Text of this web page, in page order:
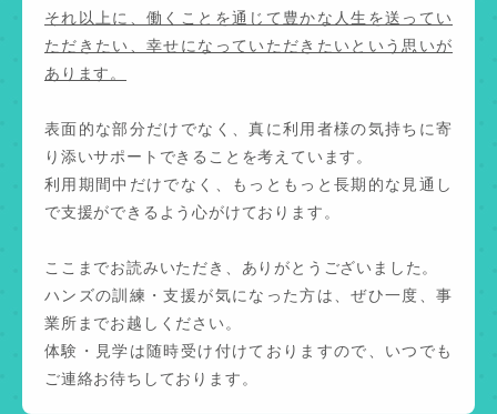
それ以上に、働くことを通じて豊かな人生を送ってい
ただきたい、幸せになっていただきたいという思いが
あります。
表面的な部分だけでなく、真に利用者様の気持ちに寄
り添いサポートできることを考えています。
利用期間中だけでなく、もっともっと長期的な見通し
で支援ができるよう心がけております。
ここまでお読みいただき、ありがとうございました。
ハンズの訓練・支援が気になった方は、ぜひ一度、事
業所までお越しください。
体験・見学は随時受け付けておりますので、いつでも
ご連絡お待ちしております。